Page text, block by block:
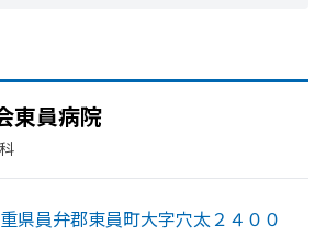
東員病院
県員弁郡東員町大字穴太２４００